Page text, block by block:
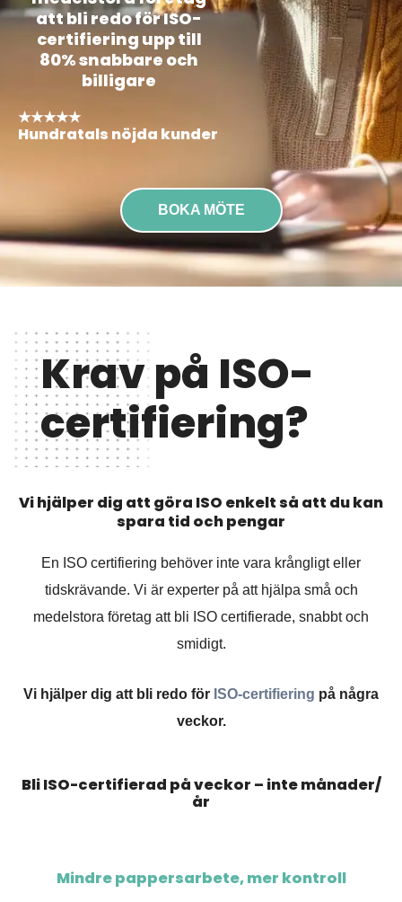
att bli redo för ISO-
certifiering upp till
80% snabbare och
billigare
★★★★★
Hundratals nöjda kunder
BOKA MÖTE
Krav på ISO-
certifiering?
Vi hjälper dig att göra ISO enkelt så att du kan
spara tid och pengar
En ISO certifiering behöver inte vara krångligt eller
tidskrävande. Vi är experter på att hjälpa små och
medelstora företag att bli ISO certifierade, snabbt och
smidigt.
Vi hjälper dig att bli redo för ISO-certifiering på några
veckor.
Bli ISO-certifierad på veckor – inte månader/
år
Mindre pappersarbete, mer kontroll